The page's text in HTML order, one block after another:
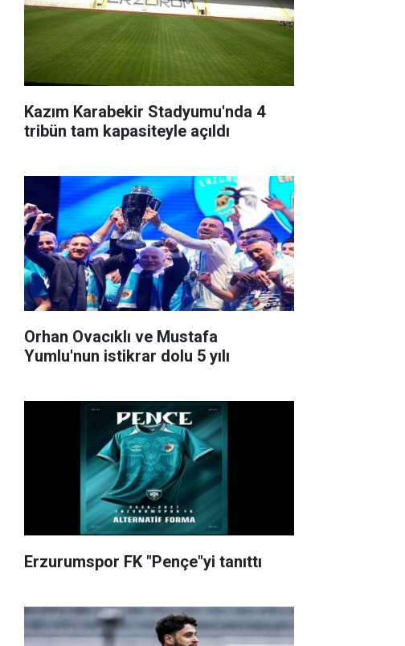
Kazım Karabekir Stadyumu'nda 4
tribün tam kapasiteyle açıldı
Orhan Ovacıklı ve Mustafa
Yumlu'nun istikrar dolu 5 yılı
Erzurumspor FK "Pençe"yi tanıttı